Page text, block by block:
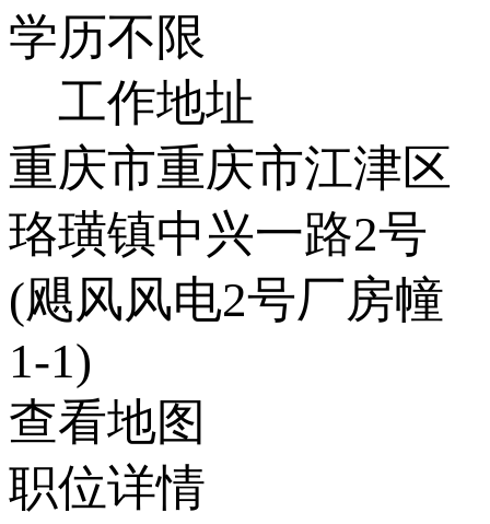
学历不限
工作地址
重庆市重庆市江津区
珞璜镇中兴一路2号
(飓风风电2号厂房幢
1-1)
查看地图
职位详情